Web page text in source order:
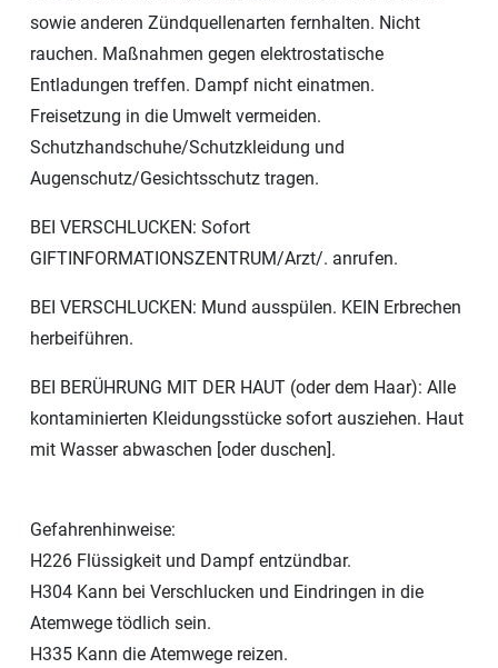
sowie anderen Zündquellenarten fernhalten. Nicht
rauchen. Maßnahmen gegen elektrostatische
Entladungen treffen. Dampf nicht einatmen.
Freisetzung in die Umwelt vermeiden.
Schutzhandschuhe/Schutzkleidung und
Augenschutz/Gesichtsschutz tragen.
BEI VERSCHLUCKEN: Sofort
GIFTINFORMATIONSZENTRUM/Arzt/. anrufen.
BEI VERSCHLUCKEN: Mund ausspülen. KEIN Erbrechen
herbeiführen.
BEI BERÜHRUNG MIT DER HAUT (oder dem Haar): Alle
kontaminierten Kleidungsstücke sofort ausziehen. Haut
mit Wasser abwaschen [oder duschen].
Gefahrenhinweise:
H226 Flüssigkeit und Dampf entzündbar.
H304 Kann bei Verschlucken und Eindringen in die
Atemwege tödlich sein.
H335 Kann die Atemwege reizen.